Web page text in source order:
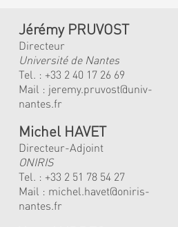
Jérémy PRUVOST
Directeur
Université de Nantes
Tel. : +33 2 40 17 26 69
Mail : jeremy.pruvost@univ-
nantes.fr
Michel HAVET
Directeur-Adjoint
ONIRIS
Tel. : +33 2 51 78 54 27
Mail : michel.havet@oniris-
nantes.fr